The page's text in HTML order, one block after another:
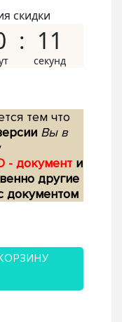
скидки
10
тем что
Вы в
- документ и
другие
документом